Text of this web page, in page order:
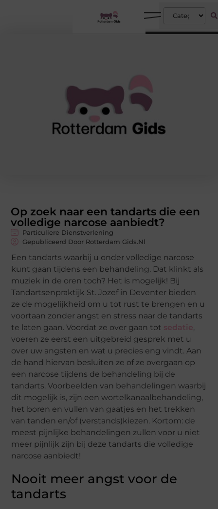
Op zoek naar een tandarts die een
volledige narcose aanbiedt?
Particuliere Dienstverlening
Gepubliceerd Door Rotterdam Gids.nl
Een tandarts waarbij u onder volledige narcose
kunt gaan tijdens een behandeling. Dat klinkt als
muziek in de oren toch? Het is mogelijk! Bij
Tandartsenpraktijk St. Jozef in Deventer bieden
ze de mogelijkheid om u tot rust te brengen en u
voortaan zonder angst en stress naar de tandarts
te laten gaan. Voordat ze over gaan tot sedatie,
voeren ze eerst een uitgebreid gesprek met u
over uw angsten en wat u precies eng vindt. Aan
de hand hiervan besluiten ze of ze overgaan op
een narcose tijdens de behandeling bij de
tandarts. Voorbeelden van behandelingen waarbij
dit mogelijk is, zijn een wortelkanaalbehandeling,
het boren en vullen van gaatjes en het trekken
van tanden en/of (verstands)kiezen. Kortom: de
meest pijnlijke behandelingen zullen voor u niet
meer pijnlijk zijn bij deze tandarts die volledige
narcose aanbiedt!
Nooit meer angst voor de
tandarts